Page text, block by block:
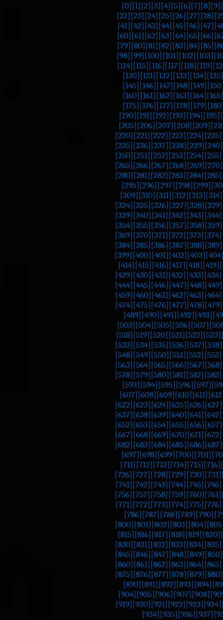
[0] [1] [2] [3] [4] [5] [6] [7] [8] [9]
[22] [23] [24] [25] [26] [27] [28]
[41] [42] [43] [44] [45] [46] [47]
[60] [61] [62] [63] [64] [65] [66]
[79] [80] [81] [82] [83] [84] [85]
[98] [99] [100] [101] [102] [103]
[114] [115] [116] [117] [118] [119]
[130] [131] [132] [133] [134] [135]
[145] [146] [147] [148] [149]
[160] [161] [162] [163] [164] [165]
[175] [176] [177] [178] [179]
[190] [191] [192] [193] [194] [195]
[205] [206] [207] [208] [209]
[220] [221] [222] [223] [224] [225]
[235] [236] [237] [238] [239] [240]
[250] [251] [252] [253] [254] [255]
[265] [266] [267] [268] [269] [270]
[280] [281] [282] [283] [284] [285]
[295] [296] [297] [298] [299]
[309] [310] [311] [312] [313] [314]
[324] [325] [326] [327] [328] [329]
[339] [340] [341] [342] [343] [344]
[354] [355] [356] [357] [358] [359]
[369] [370] [371] [372] [373] [374]
[384] [385] [386] [387] [388] [389]
[399] [400] [401] [402] [403]
[414] [415] [416] [417] [418] [419]
[429] [430] [431] [432] [433] [434]
[444] [445] [446] [447] [448] [449]
[459] [460] [461] [462] [463] [464]
[474] [475] [476] [477] [478] [479]
[489] [490] [491] [492] [493]
[503] [504] [505] [506] [507]
[518] [519] [520] [521] [522] [523]
[533] [534] [535] [536] [537] [538]
[548] [549] [550] [551] [552] [553]
[563] [564] [565] [566] [567] [568]
[578] [579] [580] [581] [582] [583]
[593] [594] [595] [596] [597]
[607] [608] [609] [610] [611]
[622] [623] [624] [625] [626] [627]
[637] [638] [639] [640] [641] [642]
[652] [653] [654] [655] [656] [657]
[667] [668] [669] [670] [671] [672]
[682] [683] [684] [685] [686] [687]
[697] [698] [699] [700] [701]
[711] [712] [713] [714] [715] [716]
[726] [727] [728] [729] [730] [731]
[741] [742] [743] [744] [745] [746]
[756] [757] [758] [759] [760] [761]
[771] [772] [773] [774] [775] [776]
[786] [787] [788] [789] [790]
[800] [801] [802] [803] [804]
[815] [816] [817] [818] [819] [820]
[830] [831] [832] [833] [834] [835]
[845] [846] [847] [848] [849] [850]
[860] [861] [862] [863] [864] [865]
[875] [876] [877] [878] [879] [880]
[890] [891] [892] [893] [894]
[904] [905] [906] [907] [908]
[919] [920] [921] [922] [923] [924]
[934] [935] [936] [937]